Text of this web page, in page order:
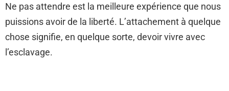
Ne pas attendre est la meilleure expérience que nous
puissions avoir de la liberté. L’attachement à quelque
chose signifie, en quelque sorte, devoir vivre avec
l’esclavage.